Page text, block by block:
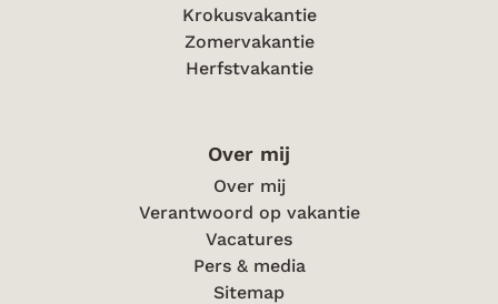
Krokusvakantie
Zomervakantie
Herfstvakantie
Over mij
Over mij
Verantwoord op vakantie
Vacatures
Pers & media
Sitemap